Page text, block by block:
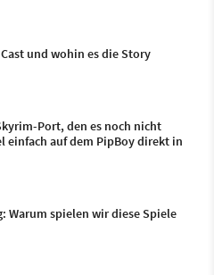
und wohin es die Story
Port, den es noch nicht
einfach auf dem PipBoy direkt in
Warum spielen wir diese Spiele